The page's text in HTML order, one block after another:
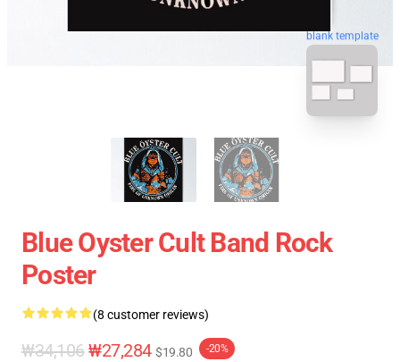
blank template
Blue Oyster Cult Band Rock
Poster
(8 customer reviews)
₩34,106₩27,284 $19.80 -20%